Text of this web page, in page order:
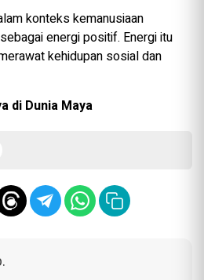
konteks kemanusiaan
energi positif. Energi itu
kehidupan sosial dan
di Dunia Maya